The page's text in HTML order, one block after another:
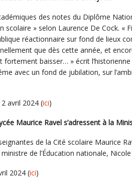
des notes du Diplôme
scolaire » selon Laurence De Cock. «
réactionnaire sur fond de lieux
que dès cette année, et
fortement baisser… » écrit
avec un fond de jubilation, sur
avril 2024 (ici)
Maurice Ravel s’adressent à la
de la Cité scolaire Maurice
de l’Éducation nationale,
2024 (ici)